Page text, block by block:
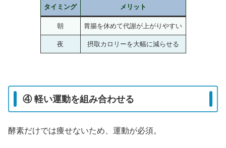
タイミング メリット
朝 胃腸を休めて代謝が上がりやすい
夜 摂取カロリーを大幅に減らせる
④ 軽い運動を組み合わせる
酵素だけでは痩せないため、運動が必須。